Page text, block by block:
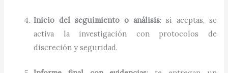
Inicio del seguimiento o análisis: si aceptas, se
activa la investigación con protocolos de
discreción y seguridad.